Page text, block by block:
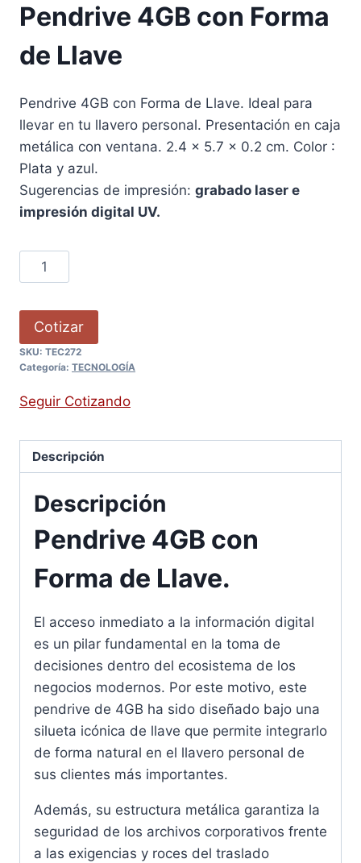
Pendrive 4GB con Forma
de Llave
Pendrive 4GB con Forma de Llave. Ideal para
llevar en tu llavero personal. Presentación en caja
metálica con ventana. 2.4 x 5.7 x 0.2 cm. Color :
Plata y azul.
Sugerencias de impresión: grabado laser e
impresión digital UV.
Cotizar
SKU: TEC272
Categoría: TECNOLOGÍA
Seguir Cotizando
Descripción
Descripción
Pendrive 4GB con
Forma de Llave.
El acceso inmediato a la información digital
es un pilar fundamental en la toma de
decisiones dentro del ecosistema de los
negocios modernos. Por este motivo, este
pendrive de 4GB ha sido diseñado bajo una
silueta icónica de llave que permite integrarlo
de forma natural en el llavero personal de
sus clientes más importantes.
Además, su estructura metálica garantiza la
seguridad de los archivos corporativos frente
a las exigencias y roces del traslado